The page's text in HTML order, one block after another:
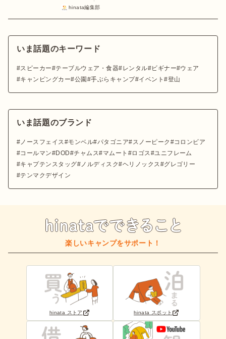
hinata編集部
いま話題のキーワード
スピーカー テーブルウェア・食器 レンタル ビギナー
ウェア
キャンピングカー 公園 手ぶらキャンプ イベント 登山
いま話題のブランド
ノースフェイス モンベル パタゴニア スノーピーク
コロンビア
コールマン
DOD チャムス マムート ロゴス
ユニフレーム
キャプテンスタッグ
ノルディスク ヘリノックス
グレゴリー
テンマクデザイン
楽しいキャンプをサポート！
hinata ストア hinata スポット